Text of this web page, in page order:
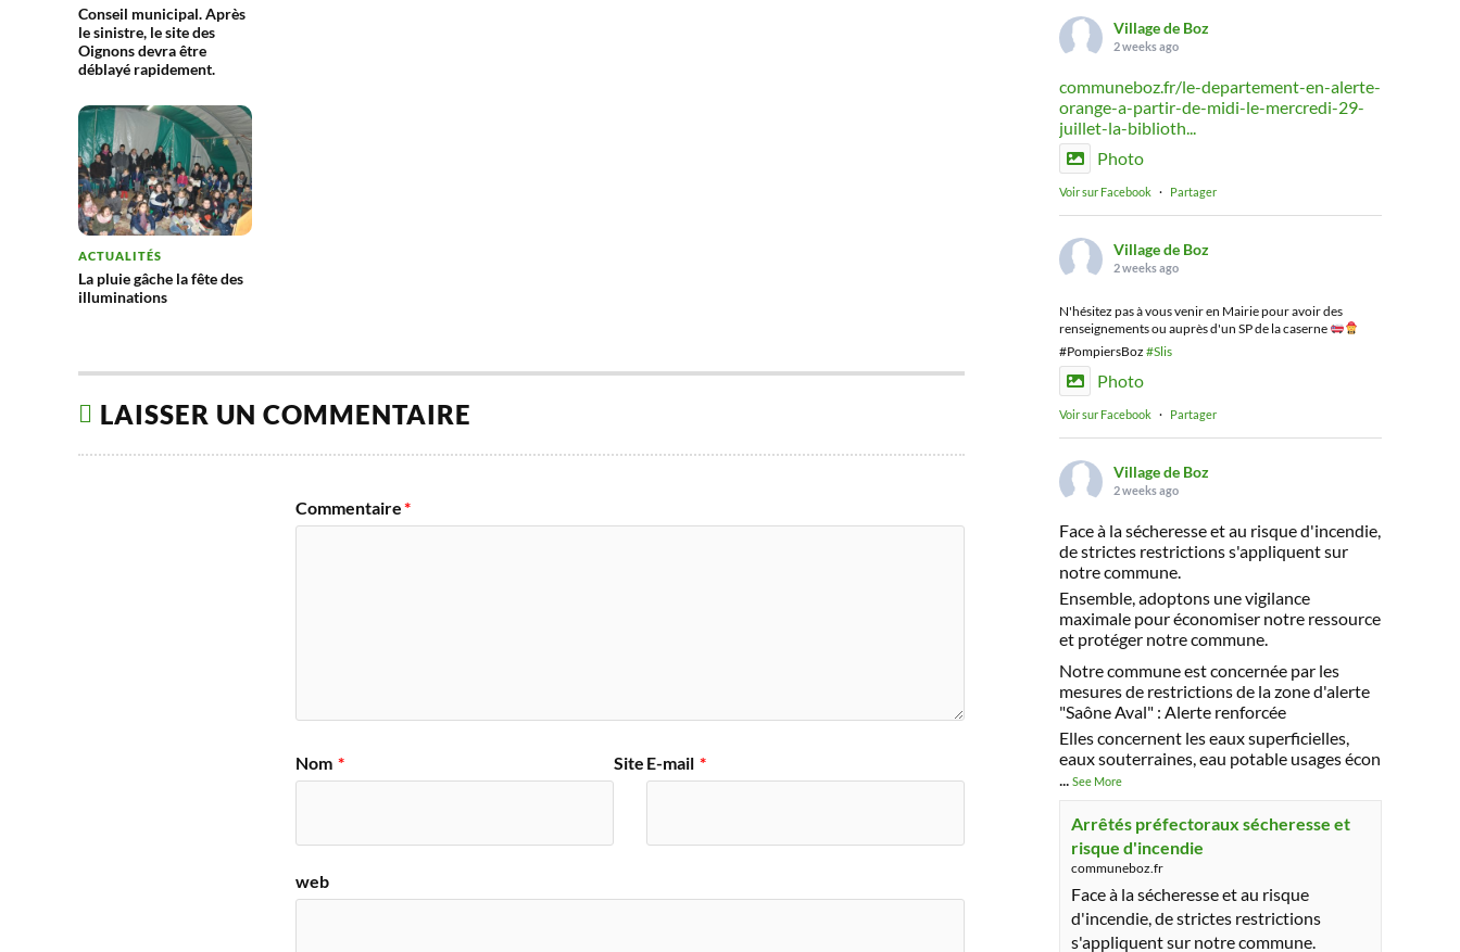
Conseil municipal. Après
le sinistre, le site des
Oignons devra être
déblayé rapidement.
ACTUALITÉS
La pluie gâche la fête des
illuminations
LAISSER UN COMMENTAIRE
Commentaire*
Nom * E-mail *
Site
web
Village de Boz
2 weeks ago
communeboz.fr/le-departement-en-alerte-
orange-a-partir-de-midi-le-mercredi-29-
juillet-la-biblioth...
Photo
Voir sur Facebook · Partager
Village de Boz
2 weeks ago
N'hésitez pas à vous venir en Mairie pour avoir des
renseignements ou auprès d'un SP de la caserne
#PompiersBoz #Slis
Photo
Voir sur Facebook · Partager
Village de Boz
2 weeks ago
Face à la sécheresse et au risque d'incendie,
de strictes restrictions s'appliquent sur
notre commune.
Ensemble, adoptons une vigilance
maximale pour économiser notre ressource
et protéger notre commune.
Notre commune est concernée par les
mesures de restrictions de la zone d'alerte
"Saône Aval" : Alerte renforcée
Elles concernent les eaux superficielles,
eaux souterraines, eau potable usages écon
... See More
Arrêtés préfectoraux sécheresse et
risque d'incendie
communeboz.fr
Face à la sécheresse et au risque
d'incendie, de strictes restrictions
s'appliquent sur notre commune.